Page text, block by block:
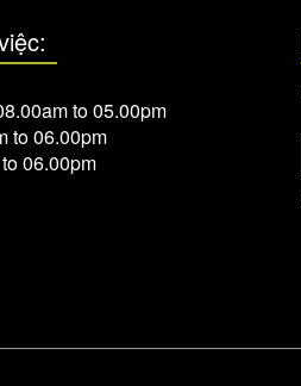
to 05.00pm
to 06.00pm
06.00pm